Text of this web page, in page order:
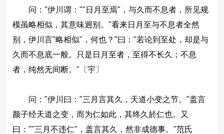
问："伊川谓：""日月至焉"，与久而不息者，所见规
模虽略相似，其意味迥别。"看来日月至与不息者全然
别，伊川言"略相似"，何也？"曰："若论到至处，却是与
久而不息底一般。只是日月至者，至得不长久；不息
者，纯然无间断。"〔宇〕
问："伊川曰："三月言其久，天道小变之节。"盖言
颜子经天道之变，而为仁如此，其终久於仁也。又
曰：""三月不违仁"，盖言其久，然非成德事。"范氏